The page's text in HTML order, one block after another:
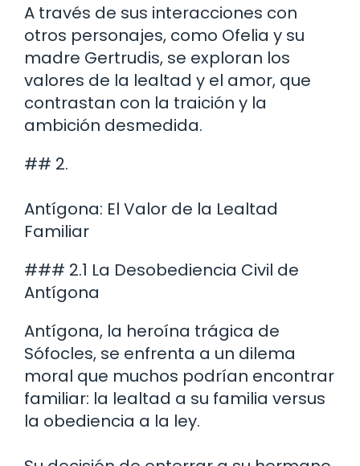
A través de sus interacciones con
otros personajes, como Ofelia y su
madre Gertrudis, se exploran los
valores de la lealtad y el amor, que
contrastan con la traición y la
ambición desmedida.
## 2.
Antígona: El Valor de la Lealtad
Familiar
### 2.1 La Desobediencia Civil de
Antígona
Antígona, la heroína trágica de
Sófocles, se enfrenta a un dilema
moral que muchos podrían encontrar
familiar: la lealtad a su familia versus
la obediencia a la ley.